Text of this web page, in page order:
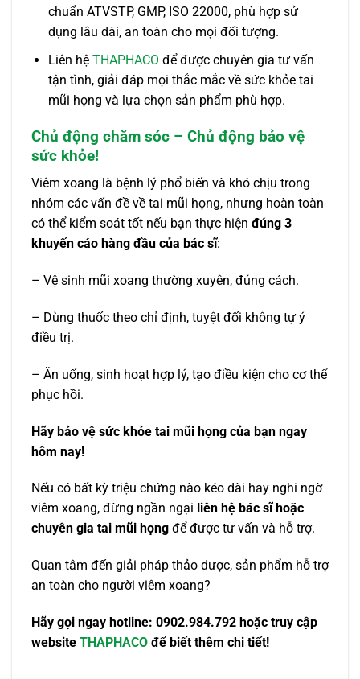
chuẩn ATVSTP, GMP, ISO 22000, phù hợp sử
dụng lâu dài, an toàn cho mọi đối tượng.
Liên hệ THAPHACO để được chuyên gia tư vấn
tận tình, giải đáp mọi thắc mắc về sức khỏe tai
mũi họng và lựa chọn sản phẩm phù hợp.
Chủ động chăm sóc – Chủ động bảo vệ
sức khỏe!
Viêm xoang là bệnh lý phổ biến và khó chịu trong
nhóm các vấn đề về tai mũi họng, nhưng hoàn toàn
có thể kiểm soát tốt nếu bạn thực hiện đúng 3
khuyến cáo hàng đầu của bác sĩ:
– Vệ sinh mũi xoang thường xuyên, đúng cách.
– Dùng thuốc theo chỉ định, tuyệt đối không tự ý
điều trị.
– Ăn uống, sinh hoạt hợp lý, tạo điều kiện cho cơ thể
phục hồi.
Hãy bảo vệ sức khỏe tai mũi họng của bạn ngay
hôm nay!
Nếu có bất kỳ triệu chứng nào kéo dài hay nghi ngờ
viêm xoang, đừng ngần ngại liên hệ bác sĩ hoặc
chuyên gia tai mũi họng để được tư vấn và hỗ trợ.
Quan tâm đến giải pháp thảo dược, sản phẩm hỗ trợ
an toàn cho người viêm xoang?
Hãy gọi ngay hotline: 0902.984.792 hoặc truy cập
website THAPHACO để biết thêm chi tiết!